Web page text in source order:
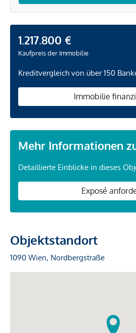
1.217.800 €
Kaufpreis der Immobilie
Kreditvergleich von über 150
Immobilie
Mehr Informationen
Detaillierte Einblicke in dieses
Exposé
Objektstandort
1090 Wien, Nordbergstraße